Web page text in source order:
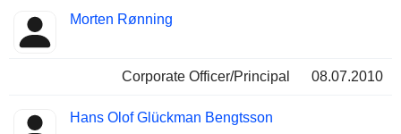
Morten Rønning
Corporate Officer/Principal 08.07.2010
Hans Olof Glückman Bengtsson